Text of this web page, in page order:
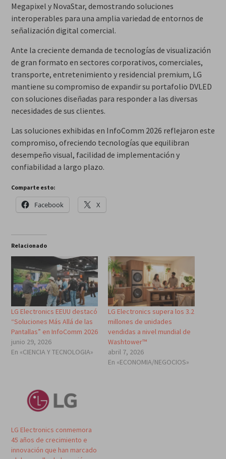
Megapixel y NovaStar, demostrando soluciones
interoperables para una amplia variedad de entornos de
señalización digital comercial.
Ante la creciente demanda de tecnologías de visualización
de gran formato en sectores corporativos, comerciales,
transporte, entretenimiento y residencial premium, LG
mantiene su compromiso de expandir su portafolio DVLED
con soluciones diseñadas para responder a las diversas
necesidades de sus clientes.
Las soluciones exhibidas en InfoComm 2026 reflejaron este
compromiso, ofreciendo tecnologías que equilibran
desempeño visual, facilidad de implementación y
confiabilidad a largo plazo.
Comparte esto:
Facebook X
Relacionado
LG Electronics EEUU destacó
“Soluciones Más Allá de las
Pantallas” en InfoComm 2026
junio 29, 2026
En «CIENCIA Y TECNOLOGIA»
LG Electronics supera los 3.2
millones de unidades
vendidas a nivel mundial de
Washtower™
abril 7, 2026
En «ECONOMIA/NEGOCIOS»
LG Electronics conmemora
45 años de crecimiento e
innovación que han marcado